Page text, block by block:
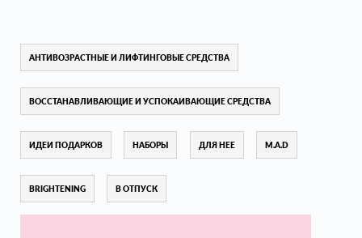
АНТИВОЗРАСТНЫЕ И ЛИФТИНГОВЫЕ СРЕДСТВА
ВОССТАНАВЛИВАЮЩИЕ И УСПОКАИВАЮЩИЕ СРЕДСТВА
ИДЕИ ПОДАРКОВ НАБОРЫ ДЛЯ НЕЕ M.A.D
BRIGHTENING В ОТПУСК